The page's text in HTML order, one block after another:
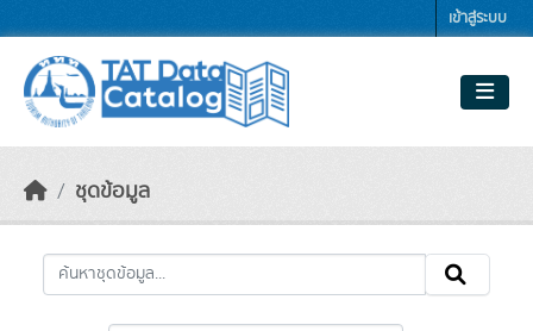
เข้าสู่ระบบ
ชุดข้อมูล